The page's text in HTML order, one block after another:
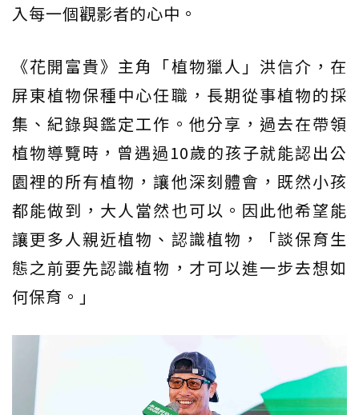
入每一個觀影者的心中。
《花開富貴》主角「植物獵人」洪信介，在
屏東植物保種中心任職，長期從事植物的採
集、紀錄與鑑定工作。他分享，過去在帶領
植物導覽時，曾遇過10歲的孩子就能認出公
園裡的所有植物，讓他深刻體會，既然小孩
都能做到，大人當然也可以。因此他希望能
讓更多人親近植物、認識植物，「談保育生
態之前要先認識植物，才可以進一步去想如
何保育。」